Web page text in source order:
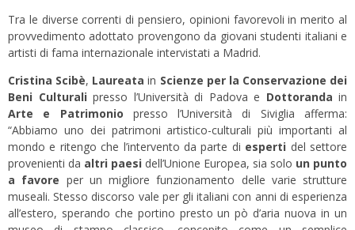
Tra le diverse correnti di pensiero, opinioni favorevoli in merito al
provvedimento adottato provengono da giovani studenti italiani e
artisti di fama internazionale intervistati a Madrid.
Cristina Scibè, Laureata in Scienze per la Conservazione dei
Beni Culturali presso l’Università di Padova e Dottoranda in
Arte e Patrimonio presso l’Università di Siviglia afferma:
“Abbiamo uno dei patrimoni artistico-culturali più importanti al
mondo e ritengo che l’intervento da parte di esperti del settore
provenienti da altri paesi dell’Unione Europea, sia solo un punto
a favore per un migliore funzionamento delle varie strutture
museali. Stesso discorso vale per gli italiani con anni di esperienza
all’estero, sperando che portino presto un pò d’aria nuova in un